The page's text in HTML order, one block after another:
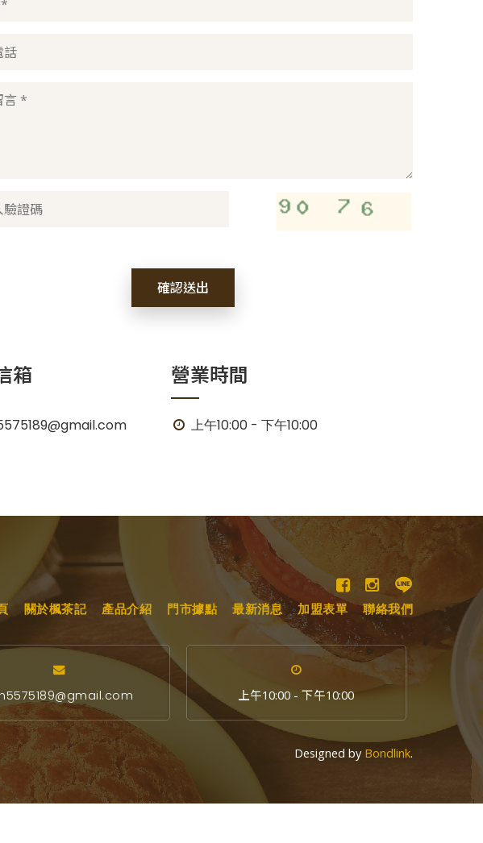
確認送出
箱 營業時間
上午10:00 - 下午10:00
關於楓茶記 產品介紹 門市據點 最新消息 加盟表單 聯絡我們
上午10:00 - 下午10:00
Designed by Bondlink.